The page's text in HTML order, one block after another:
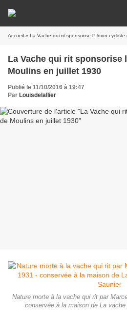
Accueil » La Vache qui rit sponsorise l’Union
La Vache qui rit sponsorise
Moulins en juillet 1930
Publié le 11/10/2016 à 19:47
Par Louisdelallier
Nature morte à la vache qui rit par
conservée à la maison de La